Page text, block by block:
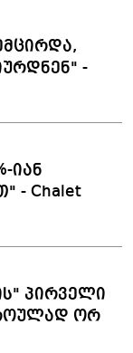
-
იან
- Chalet
პირველი
ორ